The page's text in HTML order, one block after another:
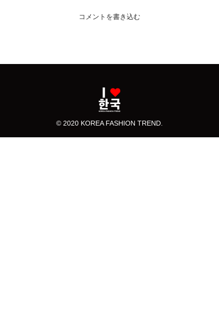
コメントを書き込む
© 2020 KOREA FASHION TREND.